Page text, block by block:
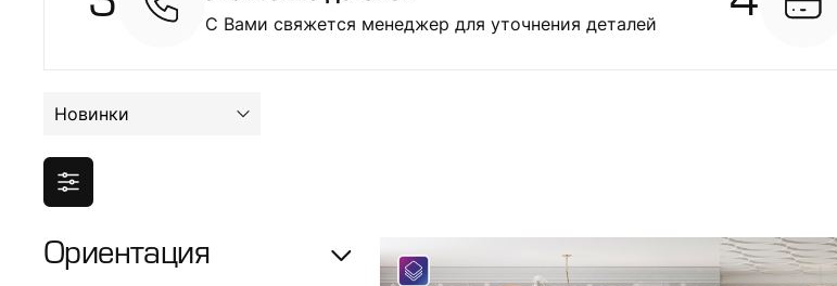
С Вами свяжется менеджер для уточнения деталей
Новинки
Ориентация